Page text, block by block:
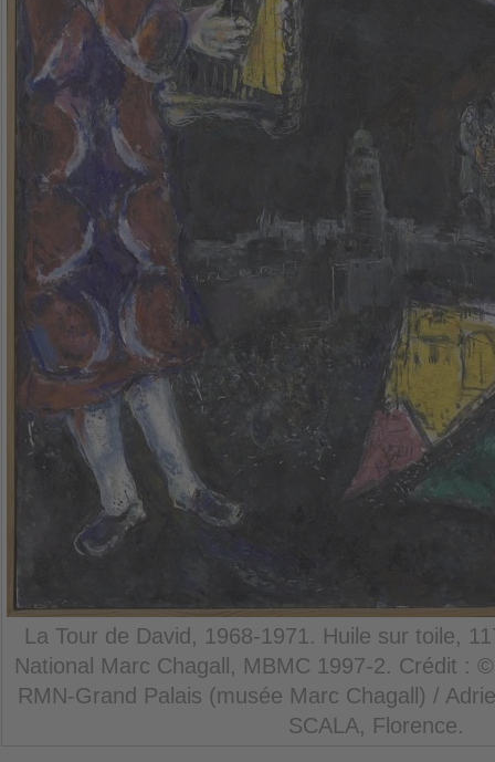
La Tour de David, 1968-1971. Huile sur toile,
National Marc Chagall, MBMC 1997-2. Crédit :
RMN-Grand Palais (musée Marc Chagall) /
SCALA, Florence.